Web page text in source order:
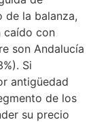
de la balanza,
caído con
son Andalucía
Si
antigüedad
de los
su precio